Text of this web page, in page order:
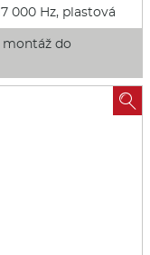
000 Hz, plastová
do
